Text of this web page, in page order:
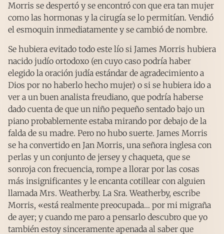
Morris se despertó y se encontró con que era tan mujer
como las hormonas y la cirugía se lo permitían. Vendió
el esmoquin inmediatamente y se cambió de nombre.
Se hubiera evitado todo este lío si James Morris hubiera
nacido judío ortodoxo (en cuyo caso podría haber
elegido la oración judía estándar de agradecimiento a
Dios por no haberlo hecho mujer) o si se hubiera ido a
ver a un buen analista freudiano, que podría haberse
dado cuenta de que un niño pequeño sentado bajo un
piano probablemente estaba mirando por debajo de la
falda de su madre. Pero no hubo suerte. James Morris
se ha convertido en Jan Morris, una señora inglesa con
perlas y un conjunto de jersey y chaqueta, que se
sonroja con frecuencia, rompe a llorar por las cosas
más insignificantes y le encanta cotillear con alguien
llamada Mrs. Weatherby. La Sra. Weatherby, escribe
Morris, «está realmente preocupada… por mi migraña
de ayer; y cuando me paro a pensarlo descubro que yo
también estoy sinceramente apenada al saber que